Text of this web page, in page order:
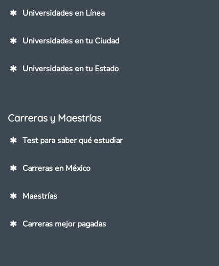
Universidades en Línea
Universidades en tu Ciudad
Universidades en tu Estado
Carreras y Maestrías
Test para saber qué estudiar
Carreras en México
Maestrías
Carreras mejor pagadas